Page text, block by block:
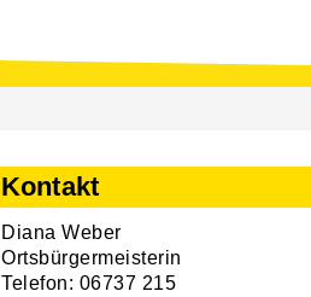
Kontakt
Diana Weber
Ortsbürgermeisterin
Telefon: 06737 215